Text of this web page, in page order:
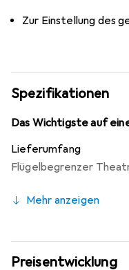
Zur Einstellung des
Spezifikationen
Das Wichtigste auf
Lieferumfang
Flügelbegrenzer
Mehr anzeigen
Preisentwicklung